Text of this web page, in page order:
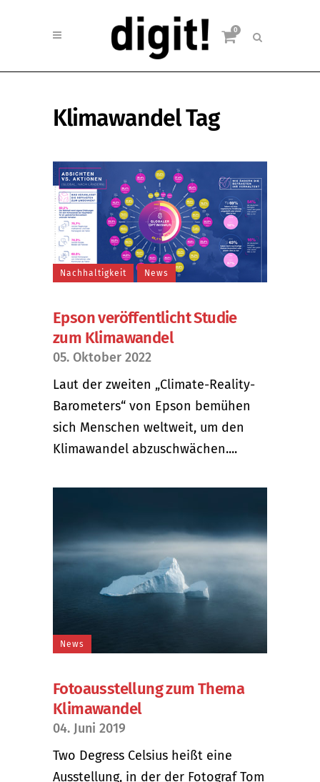
0
Klimawandel Tag
Nachhaltigkeit News
Epson veröffentlicht Studie
zum Klimawandel
05. Oktober 2022
Laut der zweiten „Climate-Reality-
Barometers“ von Epson bemühen
sich Menschen weltweit, um den
Klimawandel abzuschwächen....
News
Fotoausstellung zum Thema
Klimawandel
04. Juni 2019
Two Degress Celsius heißt eine
Ausstellung, in der der Fotograf Tom